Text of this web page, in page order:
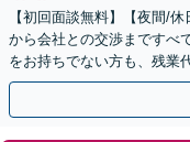
【初回面談無料】【夜間/
から会社との交渉まですべ
をお持ちでない方も、残業
ください。